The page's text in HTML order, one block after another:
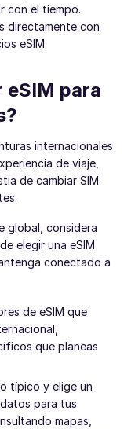
con el tiempo.
directamente con
eSIM.
eSIM para
internacionales
de viaje,
de cambiar SIM
global, considera
elegir una eSIM
conectado a
de eSIM que
que planeas
típico y elige un
para tus
mapas,